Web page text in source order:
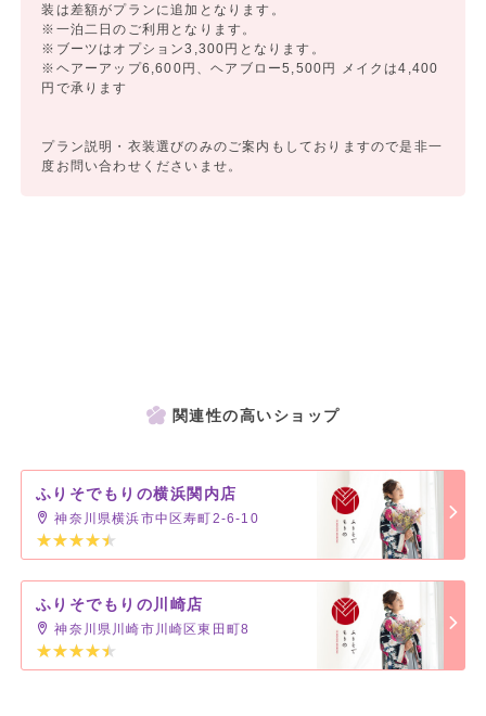
装は差額がプランに追加となります。
※一泊二日のご利用となります。
※ブーツはオプション3,300円となります。
※ヘアーアップ6,600円、ヘアブロー5,500円 メイクは4,400
円で承ります
プラン説明・衣装選びのみのご案内もしておりますので是非一
度お問い合わせくださいませ。
関連性の高いショップ
ふりそでもりの横浜関内店
神奈川県横浜市中区寿町2-6-10
ふりそでもりの川崎店
神奈川県川崎市川崎区東田町8